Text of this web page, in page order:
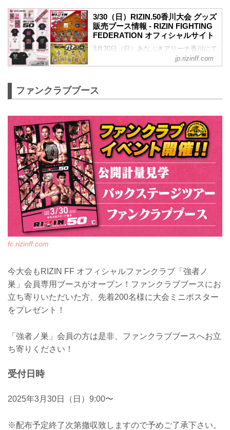
3/30（日）RIZIN.50香川大会 グッズ
販売ブース情報 - RIZIN FIGHTING
FEDERATION オフィシャルサイト
3月30日（日）あなぶきアリーナ香川にて
開催されるRIZIN.50香川大会のグッズ販
売ブース情報を公開！
ご用意！ご来場の際は是非、グッズ販売
ブースへ立ち寄ろう！
先行販売：2025年3月30日（日）9:00～
10:30
ブース場所：あなぶきアリーナ香川 2F
正面入口横（会場外）
※チケットがなくてもご購入いただけま
す。
通常販売：2025年3月30日（日）11:00〜
試合終了後まで
ブース場所：あなぶきアリーナ香川 2F
コンコース（会場内...
jp.rizinff.com
ファンクラブブース
fc.rizinff.com
今大会もRIZIN FF オフィシャルファンクラブ「強者ノ
巣」会員専用ブースがオープン！ファンクラブブースにお
立ち寄りいただいた方、先着200名様に大会ミニポスター
をプレゼント！
「強者ノ巣」会員の方は是非、ファンクラブブースへお立
ち寄りください！
受付日時
2025年3月30日（日）9:00〜
※配布予定終了次第撤収致しますので予めご了承下さい。